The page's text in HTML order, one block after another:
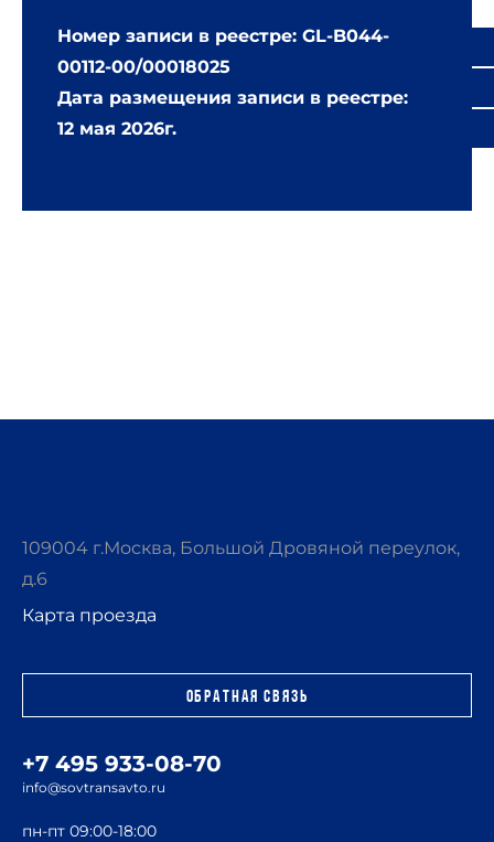
Номер записи в реестре: GL-B044-
00112-00/00018025
Дата размещения записи в реестре:
12 мая 2026г.
109004 г.Москва, Большой Дровяной переулок,
д.6
Карта проезда
Обратная связь
+7 495 933-08-70
info@sovtransavto.ru
пн-пт 09:00-18:00